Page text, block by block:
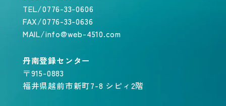
TEL/0776-33-0606
FAX/0776-33-0636
MAIL/info@web-4510.com
丹南登録センター
〒915-0883
福井県越前市新町7-8 シピィ2階